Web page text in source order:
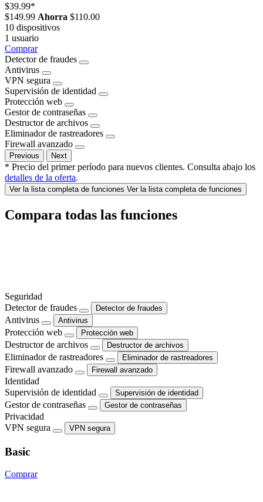
$39.99*
$149.99 Ahorra $110.00
10 dispositivos
1 usuario
Comprar
Detector de fraudes
Antivirus
VPN segura
Supervisión de identidad
Protección web
Gestor de contraseñas
Destructor de archivos
Eliminador de rastreadores
Firewall avanzado
Previous Next
* Precio del primer período para nuevos clientes. Consulta abajo los
detalles de la oferta.
Ver la lista completa de funciones Ver la lista completa de funciones
Compara todas las funciones
Seguridad
Detector de fraudes
Detector de fraudes
Antivirus Antivirus
Protección web Protección web
Destructor de archivos Destructor de archivos
Eliminador de rastreadores Eliminador de rastreadores
Firewall avanzado Firewall avanzado
Identidad
Supervisión de identidad
Supervisión de identidad
Gestor de contraseñas Gestor de contraseñas
Privacidad
VPN segura
VPN segura
Basic
Comprar